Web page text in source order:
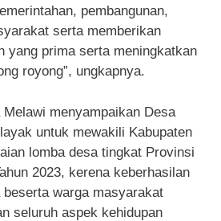
pembangunan,
serta memberikan
yang prima serta meningkatkan
royong”, ungkapnya.
menyampaikan Desa
untuk mewakili Kabupaten
lomba desa tingkat Provinsi
2023, kerena keberhasilan
beserta warga masyarakat
seluruh aspek kehidupan